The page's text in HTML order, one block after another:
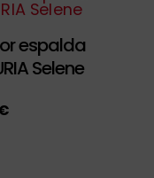
espalda
Selene